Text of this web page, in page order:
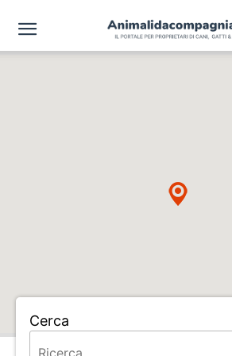
Cerca
Home ALLEVAMENTO DE LE FIAMME DI S.VITO